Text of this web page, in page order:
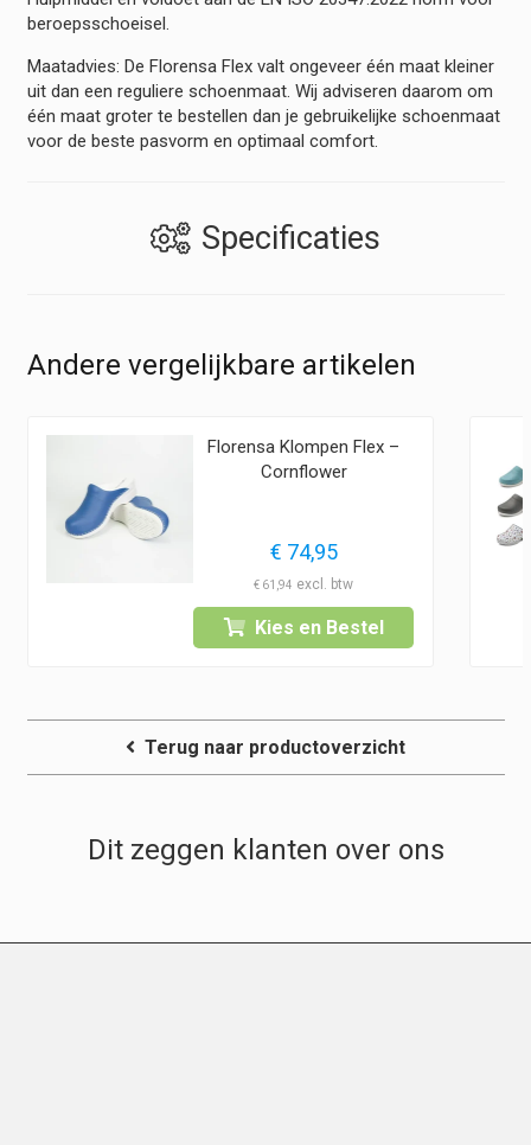
beroepsschoeisel.
Maatadvies: De Florensa Flex valt ongeveer één maat kleiner
uit dan een reguliere schoenmaat. Wij adviseren daarom om
één maat groter te bestellen dan je gebruikelijke schoenmaat
voor de beste pasvorm en optimaal comfort.
Specificaties
Andere vergelijkbare artikelen
Florensa Klompen Flex –
Cornflower
€ 74,95
€ 61,94
Kies en Bestel
Terug naar productoverzicht
Dit zeggen klanten over ons